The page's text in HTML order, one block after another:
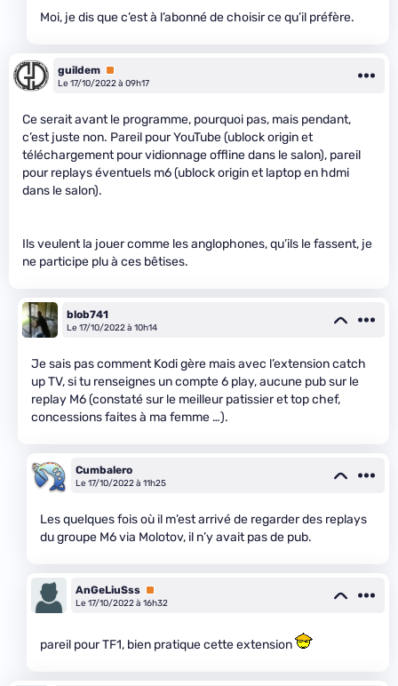
Moi, je dis que c’est à l’abonné de choisir ce qu’il préfère.
guildem Premium
Le 17/10/2022 à 09h17
Ce serait avant le programme, pourquoi pas, mais pendant,
c’est juste non. Pareil pour YouTube (ublock origin et
téléchargement pour vidionnage offline dans le salon), pareil
pour replays éventuels m6 (ublock origin et laptop en hdmi
dans le salon).
Ils veulent la jouer comme les anglophones, qu’ils le fassent, je
ne participe plu à ces bêtises.
blob741
Le 17/10/2022 à 10h14
Je sais pas comment Kodi gère mais avec l’extension catch
up TV, si tu renseignes un compte 6 play, aucune pub sur le
replay M6 (constaté sur le meilleur patissier et top chef,
concessions faites à ma femme …).
Cumbalero
Le 17/10/2022 à 11h25
Les quelques fois où il m’est arrivé de regarder des replays
du groupe M6 via Molotov, il n’y avait pas de pub.
AnGeLiuSss Premium
Le 17/10/2022 à 16h32
pareil pour TF1, bien pratique cette extension